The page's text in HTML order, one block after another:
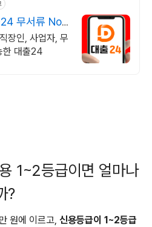
무서류 No
장인, 사업자, 무
한 대출24
1~2등급이면 얼마나
?
원에 이르고, 신용등급이 1~2등급